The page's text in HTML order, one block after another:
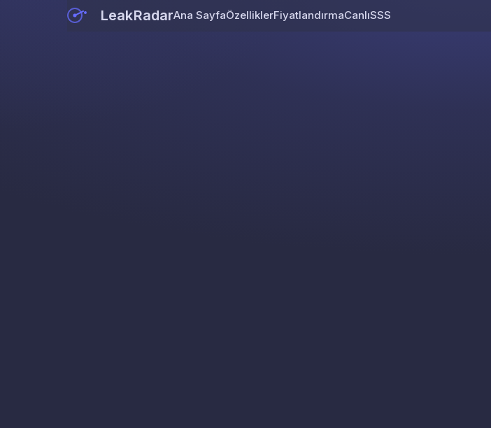
LeakRadarAna SayfaÖzelliklerFiyatlandırmaCanlıSSS